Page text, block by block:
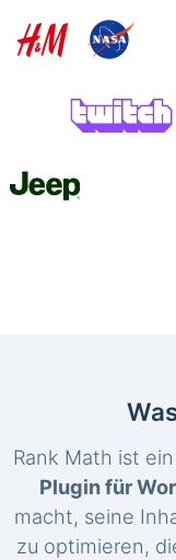
Rank Math ist
Plugin für
macht, seine
zu optimieren,